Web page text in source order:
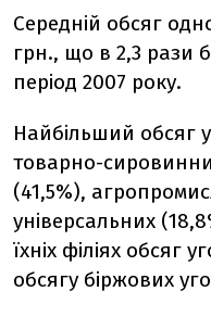
Середній обсяг
грн., що в 2,3 рази
період 2007 року.
Найбільший обсяг
товарно-
(41,5%),
універсальних
їхніх філіях обсяг
обсягу біржових